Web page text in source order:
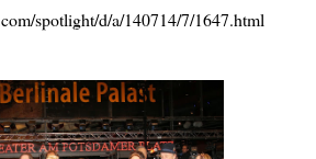
spotlight/d/a/140714/7/1647.html